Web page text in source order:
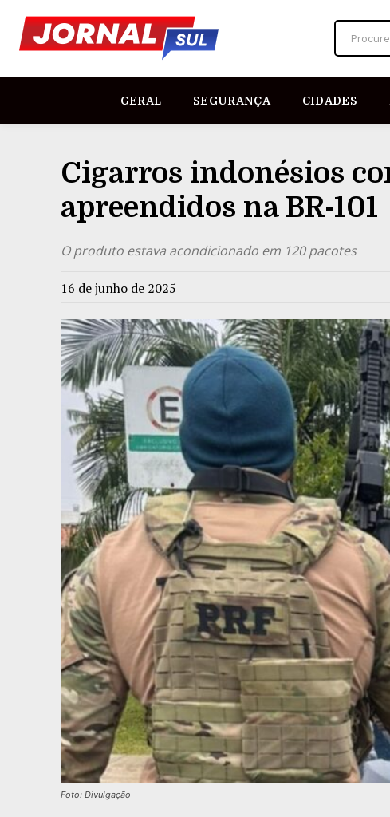
GERAL SEGURANÇA CIDADES
Cigarros indonésios
apreendidos na BR-101
O produto estava acondicionado em 120 pacotes
16 de junho de 2025
Foto: Divulgação